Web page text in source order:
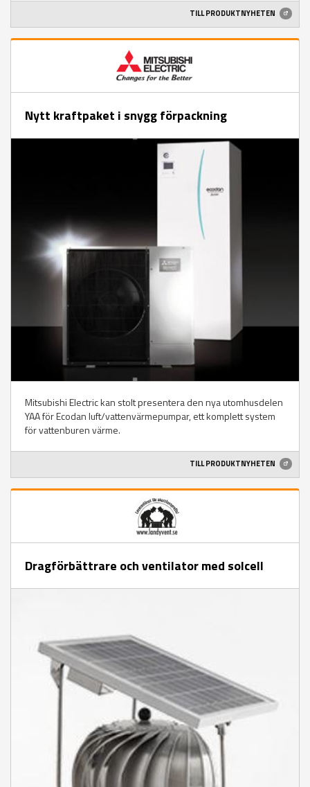
TILL PRODUKTNYHETEN
Nytt kraftpaket i snygg förpackning
Mitsubishi Electric kan stolt presentera den nya utomhusdelen
YAA för Ecodan luft/vattenvärmepumpar, ett komplett system
för vattenburen värme.
TILL PRODUKTNYHETEN
Dragförbättrare och ventilator med solcell